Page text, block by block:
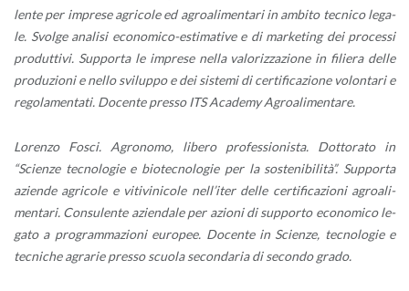
len­te per im­pre­se agri­co­le ed agroa­li­men­ta­ri in am­bi­to tec­ni­co le­ga­
le. Svol­ge ana­li­si eco­no­mi­co-esti­ma­ti­ve e di mar­ke­ting dei pro­ces­si
pro­dut­ti­vi. Sup­por­ta le im­pre­se nella va­lo­riz­za­zio­ne in fi­lie­ra delle
pro­du­zio­ni e nello svi­lup­po e dei si­ste­mi di cer­ti­fi­ca­zio­ne vo­lon­ta­ri e
re­go­la­men­ta­ti. Do­cen­te pres­so ITS Aca­de­my Agroa­li­men­ta­re.
Lo­ren­zo Fosci. Agro­no­mo, li­be­ro pro­fes­sio­ni­sta. Dot­to­ra­to in
“Scien­ze tec­no­lo­gie e bio­tec­no­lo­gie per la so­ste­ni­bi­li­tà”. Sup­por­ta
azien­de agri­co­le e vi­ti­vi­ni­co­le nel­l’i­ter delle cer­ti­fi­ca­zio­ni agroa­li­
men­ta­ri. Con­su­len­te azien­da­le per azio­ni di sup­por­to eco­no­mi­co le­
ga­to a pro­gram­ma­zio­ni eu­ro­pee. Do­cen­te in Scien­ze, tec­no­lo­gie e
tec­ni­che agra­rie pres­so scuo­la se­con­da­ria di se­con­do grado.